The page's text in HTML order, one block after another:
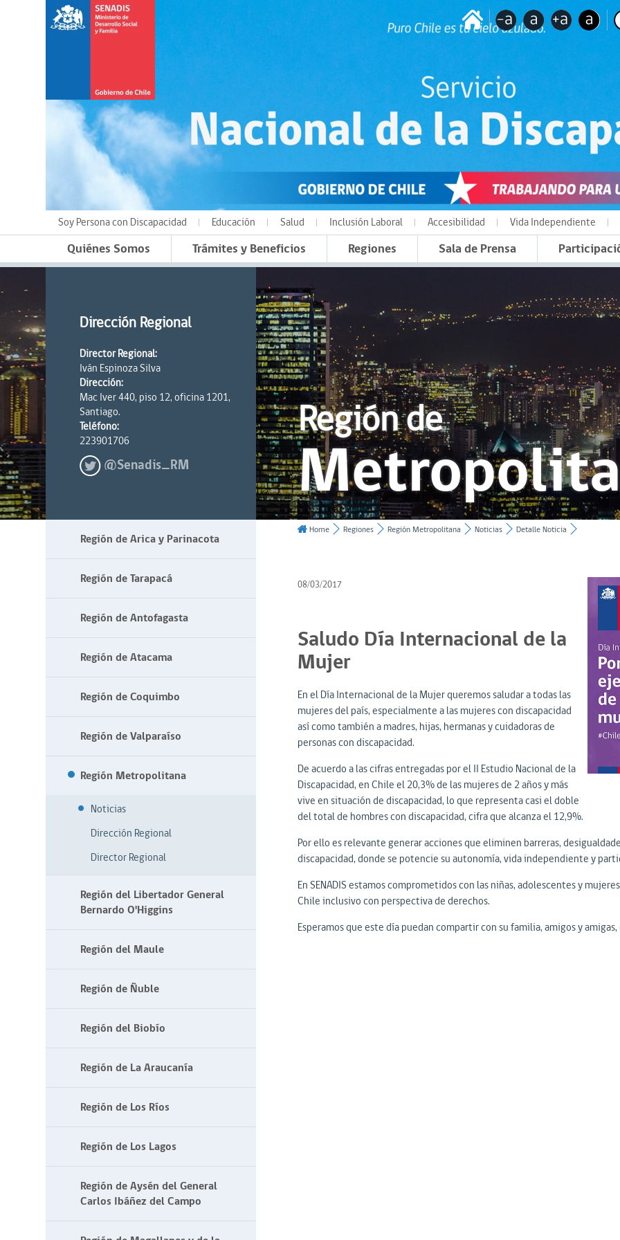
Soy Persona con Discapacidad Educación Salud Inclusión Laboral Accesibilidad Vida Independiente
Quiénes Somos Trámites y Beneficios Regiones Sala de Prensa
Dirección Regional
Director Regional:
Iván Espinoza Silva
Dirección:
Mac Iver 440, piso 12, oficina 1201,
Santiago.
Teléfono:
223901706
@Senadis_RM
Región de
Región de Arica y Parinacota
Región de Tarapacá
Región de Antofagasta
Región de Atacama
Región de Coquimbo
Región de Valparaíso
Región Metropolitana
Noticias
Dirección Regional
Director Regional
Región del Libertador General
Bernardo O'Higgins
Región del Maule
Región de Ñuble
Región del Biobío
Región de La Araucanía
Región de Los Ríos
Región de Los Lagos
Región de Aysén del General
Carlos Ibáñez del Campo
Home Regiones Región Metropolitana Noticias Detalle Noticia
08/03/2017
Saludo Día Internacional de la
Mujer
En el Día Internacional de la Mujer queremos saludar a todas las
mujeres del país, especialmente a las mujeres con discapacidad
así como también a madres, hijas, hermanas y cuidadoras de
personas con discapacidad.
De acuerdo a las cifras entregadas por el II Estudio Nacional de la
Discapacidad, en Chile el 20,3% de las mujeres de 2 años y más
vive en situación de discapacidad, lo que representa casi el doble
del total de hombres con discapacidad, cifra que alcanza el 12,9%.
Por ello es relevante generar acciones que eliminen barreras,
discapacidad, donde se potencie su autonomía, vida independiente y
En SENADIS estamos comprometidos con las niñas, adolescentes y
Chile inclusivo con perspectiva de derechos.
Esperamos que este día puedan compartir con su familia, amigos y